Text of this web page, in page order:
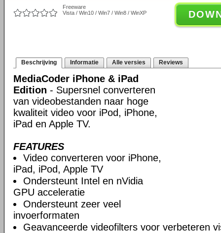
Freeware
Vista / Win10 / Win7 / Win8 / WinXP
Beschrijving Informatie Alle versies Reviews
MediaCoder iPhone & iPad
Edition - Supersnel converteren
van videobestanden naar hoge
kwaliteit video voor iPod, iPhone,
iPad en Apple TV.
FEATURES
Video converteren voor iPhone,
iPad, iPod, Apple TV
Ondersteunt Intel en nVidia
GPU acceleratie
Ondersteunt zeer veel
invoerformaten
Geavanceerde videofilters voor verbeteren